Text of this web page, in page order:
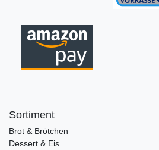
Sortiment
Brot & Brötchen
Dessert & Eis